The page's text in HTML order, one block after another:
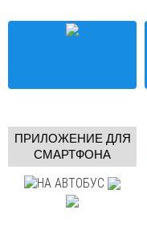
ПРИЛОЖЕНИЕ ДЛЯ
СМАРТФОНА